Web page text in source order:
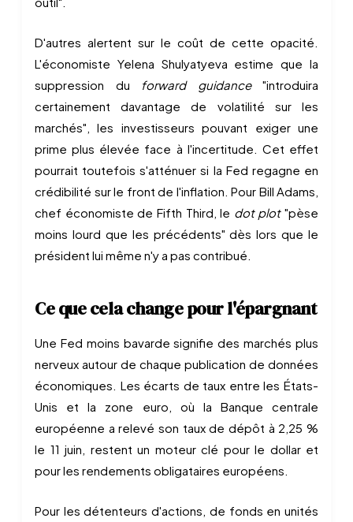
D'autres alertent sur le coût de cette opacité.
L'économiste Yelena Shulyatyeva estime que la
suppression du
forward guidance"introduira
certainement davantage de volatilité sur les
marchés", les investisseurs pouvant exiger une
prime plus élevée face à l'incertitude. Cet effet
pourrait toutefois s'atténuer si la Fed regagne en
crédibilité sur le front de l'inflation. Pour Bill Adams,
chef économiste de Fifth Third, le dot plot"pèse
moins lourd que les précédents" dès lors que le
président lui même n'y a pas contribué.
Ce que cela change pour l'épargnant
Une Fed moins bavarde signifie des marchés plus
nerveux autour de chaque publication de données
économiques. Les écarts de taux entre les États-
Unis et la zone euro, où la Banque centrale
européenne a relevé son taux de dépôt à 2,25 %
le 11 juin, restent un moteur clé pour le dollar et
pour les rendements obligataires européens.
Pour les détenteurs d'actions, de fonds en unités